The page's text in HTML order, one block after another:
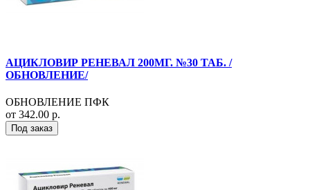
АЦИКЛОВИР РЕНЕВАЛ 200МГ. №30 ТАБ. /
ОБНОВЛЕНИЕ/
ОБНОВЛЕНИЕ ПФК
от 342.00 р.
Под заказ